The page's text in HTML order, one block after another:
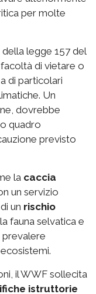
per molte
legge 157 del
di vietare o
di particolari
Un
dovrebbe
quadro
previsto
la caccia
un servizio
un rischio
fauna selvatica e
prevalere
il WWF sollecita
istruttorie